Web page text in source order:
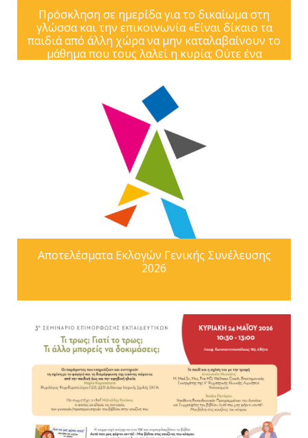
Πρόσκληση σε ημερίδα για το δικαίωμα στη
γλώσσα και την επικοινωνία «Είναι δίκαιο τα
παιδιά από άλλη χώρα να μην καταλαβαίνουν το
μάθημα που τους λαλεί η κυρία; Ούτε ένα
Αποτελέσματα Εκλογών Γενικής Συνέλευσης
2026